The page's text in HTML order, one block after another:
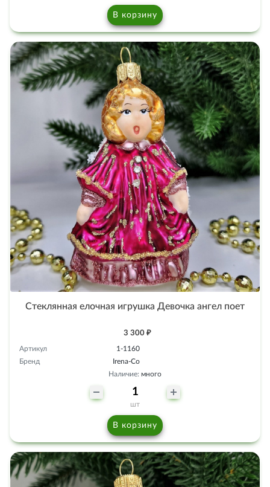
В корзину
Стеклянная елочная игрушка Девочка ангел поет
3 300 ₽
Артикул
1-1160
Бренд
Irena-Co
Наличие: много
шт
В корзину